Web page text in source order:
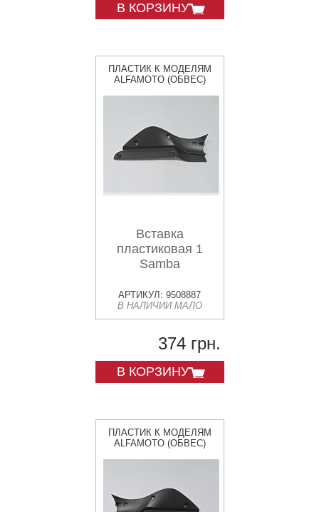
В КОРЗИНУ
ПЛАСТИК К МОДЕЛЯМ
ALFAMOTO (ОБВЕС)
Вставка
пластиковая 1
Samba
АРТИКУЛ: 9508887
В НАЛИЧИИ МАЛО
374 грн.
В КОРЗИНУ
ПЛАСТИК К МОДЕЛЯМ
ALFAMOTO (ОБВЕС)